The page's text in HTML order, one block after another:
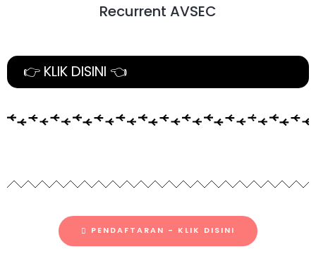
Recurrent AVSEC
👉 KLIK DISINI 👈
PENDAFTARAN - KLIK DISINI